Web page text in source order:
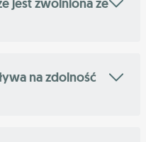
jest zwolniona ze
na zdolność